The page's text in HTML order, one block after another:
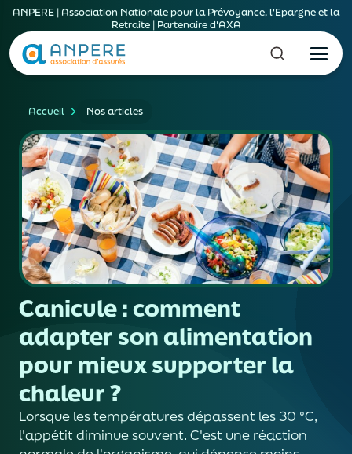
ANPERE | Association Nationale pour la Prévoyance, l'Epargne et la
Retraite | Partenaire d'AXA
Accueil Nos articles
Canicule : comment
adapter son alimentation
pour mieux supporter la
chaleur ?
Lorsque les températures dépassent les 30 °C,
l'appétit diminue souvent. C'est une réaction